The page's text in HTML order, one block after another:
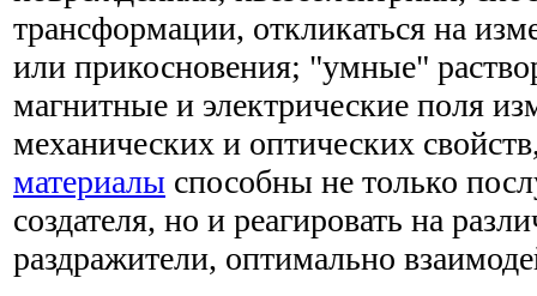
трансформации, откликаться на
или прикосновения; "умные"
магнитные и электрические поля
механических и оптических
материалы способны не только
создателя, но и реагировать на
раздражители, оптимально